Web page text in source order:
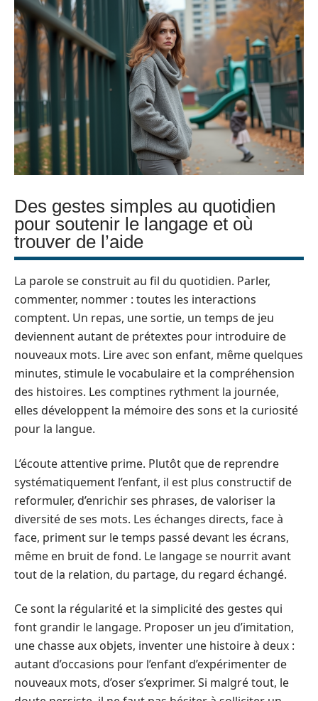
Des gestes simples au quotidien
pour soutenir le langage et où
trouver de l’aide
La parole se construit au fil du quotidien. Parler,
commenter, nommer : toutes les interactions
comptent. Un repas, une sortie, un temps de jeu
deviennent autant de prétextes pour introduire de
nouveaux mots. Lire avec son enfant, même quelques
minutes, stimule le vocabulaire et la compréhension
des histoires. Les comptines rythment la journée,
elles développent la mémoire des sons et la curiosité
pour la langue.
L’écoute attentive prime. Plutôt que de reprendre
systématiquement l’enfant, il est plus constructif de
reformuler, d’enrichir ses phrases, de valoriser la
diversité de ses mots. Les échanges directs, face à
face, priment sur le temps passé devant les écrans,
même en bruit de fond. Le langage se nourrit avant
tout de la relation, du partage, du regard échangé.
Ce sont la régularité et la simplicité des gestes qui
font grandir le langage. Proposer un jeu d’imitation,
une chasse aux objets, inventer une histoire à deux :
autant d’occasions pour l’enfant d’expérimenter de
nouveaux mots, d’oser s’exprimer. Si malgré tout, le